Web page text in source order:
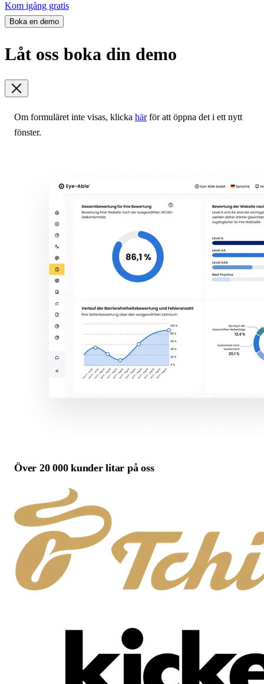
Kom igång gratis
Boka en demo
Låt oss boka din demo
Om formuläret inte visas, klicka härför att öppna det i ett nytt
fönster.
Över 20 000 kunder litar på oss